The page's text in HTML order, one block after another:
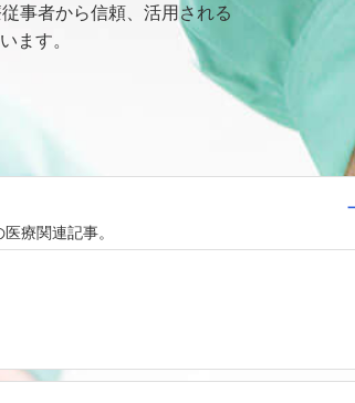
事者から信頼、活用される
ます。
療関連記事。